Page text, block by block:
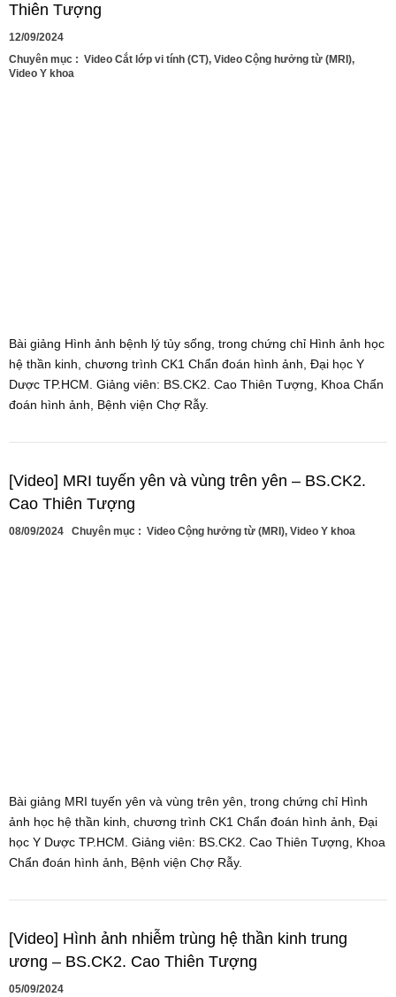
Thiên Tượng
12/09/2024
Chuyên mục : Video Cắt lớp vi tính (CT), Video Cộng hưởng từ (MRI),
Video Y khoa
Bài giảng Hình ảnh bệnh lý tủy sống, trong chứng chỉ Hình ảnh học
hệ thần kinh, chương trình CK1 Chẩn đoán hình ảnh, Đại học Y
Dược TP.HCM. Giảng viên: BS.CK2. Cao Thiên Tượng, Khoa Chẩn
đoán hình ảnh, Bệnh viện Chợ Rẫy.
[Video] MRI tuyến yên và vùng trên yên – BS.CK2.
Cao Thiên Tượng
08/09/2024 Chuyên mục : Video Cộng hưởng từ (MRI), Video Y khoa
Bài giảng MRI tuyến yên và vùng trên yên, trong chứng chỉ Hình
ảnh học hệ thần kinh, chương trình CK1 Chẩn đoán hình ảnh, Đại
học Y Dược TP.HCM. Giảng viên: BS.CK2. Cao Thiên Tượng, Khoa
Chẩn đoán hình ảnh, Bệnh viện Chợ Rẫy.
[Video] Hình ảnh nhiễm trùng hệ thần kinh trung
ương – BS.CK2. Cao Thiên Tượng
05/09/2024